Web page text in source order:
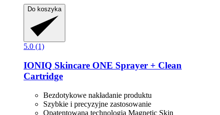
Do koszyka
5.0 (1)
IONIQ Skincare ONE Sprayer + Clean
Cartridge
Bezdotykowe nakładanie produktu
Szybkie i precyzyjne zastosowanie
Opatentowana technologia Magnetic Skin